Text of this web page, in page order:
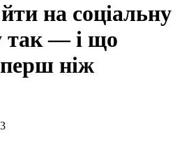
на соціальну
так — і що
ніж